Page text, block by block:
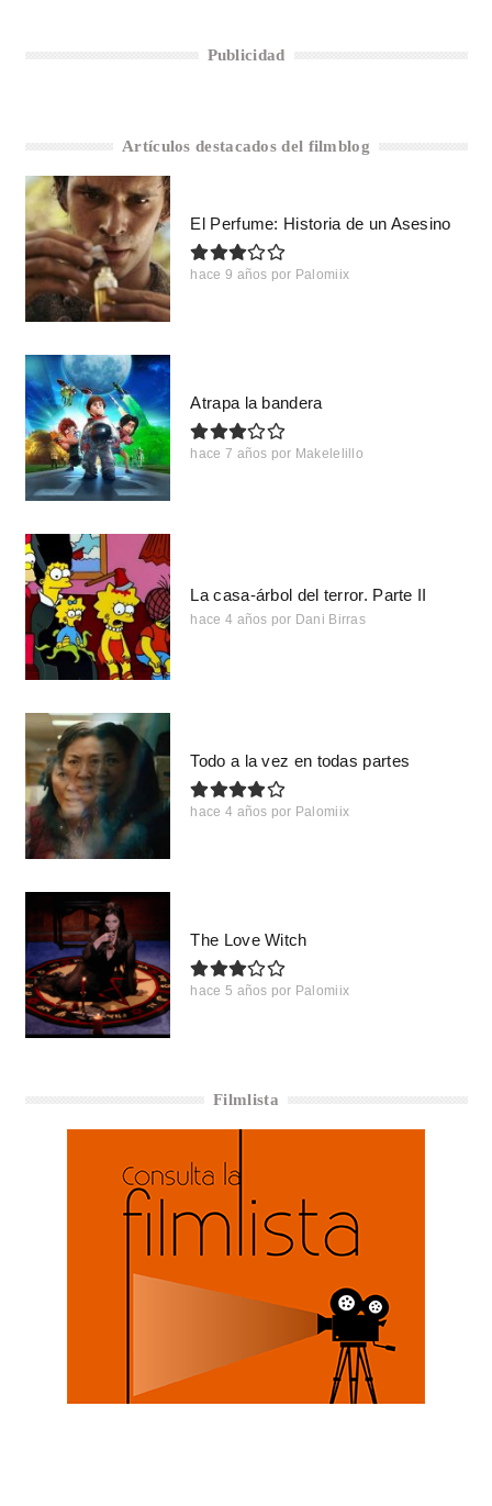
Publicidad
Artículos destacados del filmblog
El Perfume: Historia de un Asesino
hace 9 años por Palomiix
Atrapa la bandera
hace 7 años por Makelelillo
La casa-árbol del terror. Parte II
hace 4 años por Dani Birras
Todo a la vez en todas partes
hace 4 años por Palomiix
The Love Witch
hace 5 años por Palomiix
Filmlista